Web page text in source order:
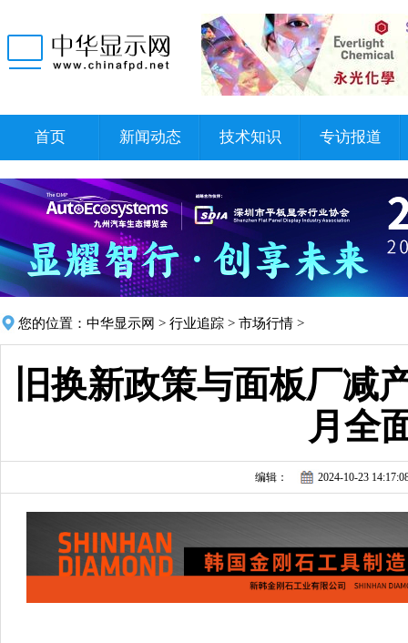
首页 新闻动态 技术知识 专访报道
您的位置： 中华显示网 > 行业追踪 > 市场行情 >
旧换新政策与面板厂减
月全
编辑： 2024-10-23